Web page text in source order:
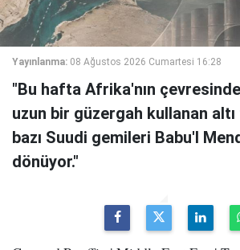
Yayınlanma: 08 Ağustos 2026 Cumartesi 16:28
"Bu hafta Afrika'nın
uzun bir güzergah kullanan
bazı Suudi gemileri Babu'l
dönüyor."